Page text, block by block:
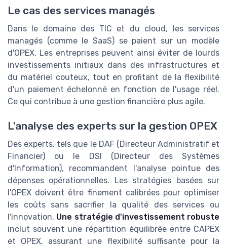
Le cas des services managés
Dans le domaine des TIC et du cloud, les services
managés (comme le SaaS) se paient sur un modèle
d'OPEX. Les entreprises peuvent ainsi éviter de lourds
investissements initiaux dans des infrastructures et
du matériel couteux, tout en profitant de la flexibilité
d'un paiement échelonné en fonction de l'usage réel.
Ce qui contribue à une gestion financière plus agile.
L'analyse des experts sur la gestion OPEX
Des experts, tels que le DAF (Directeur Administratif et
Financier) ou le DSI (Directeur des Systèmes
d'Information), recommandent l'analyse pointue des
dépenses opérationnelles. Les stratégies basées sur
l'OPEX doivent être finement calibrées pour optimiser
les coûts sans sacrifier la qualité des services ou
l'innovation. Une stratégie d'investissement robuste
inclut souvent une répartition équilibrée entre CAPEX
et OPEX, assurant une flexibilité suffisante pour la